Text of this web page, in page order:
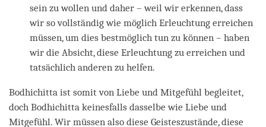
sein zu wollen und daher – weil wir erkennen, dass
wir so vollständig wie möglich Erleuchtung erreichen
müssen, um dies bestmöglich tun zu können – haben
wir die Absicht, diese Erleuchtung zu erreichen und
tatsächlich anderen zu helfen.
Bodhichitta ist somit von Liebe und Mitgefühl begleitet,
doch Bodhichitta keinesfalls dasselbe wie Liebe und
Mitgefühl. Wir müssen also diese Geisteszustände, diese